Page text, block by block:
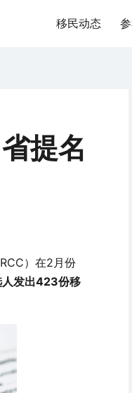
移民动态
提名
）在2月份
人发出423份移